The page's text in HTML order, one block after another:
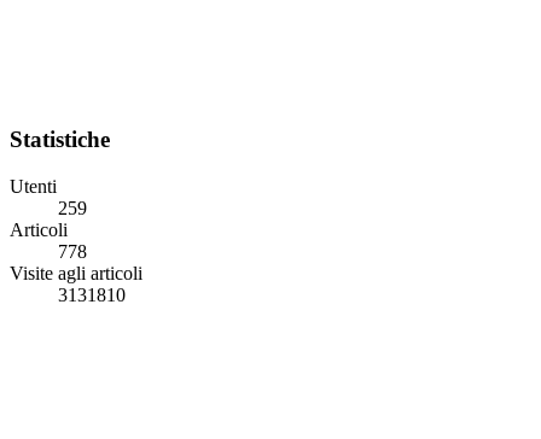
Statistiche
Utenti
259
Articoli
778
Visite agli articoli
3131810